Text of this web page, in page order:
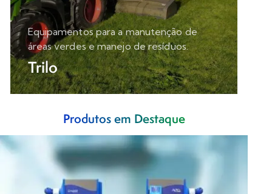
Equipamentos para a manutenção de
áreas verdes e manejo de resíduos.
Trilo
Produtos em Destaque